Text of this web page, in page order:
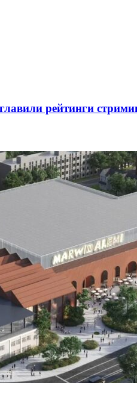
рейтинги